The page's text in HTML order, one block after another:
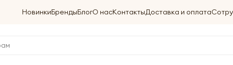
НовинкиБрендыБлогО насКонтактыДоставка и оплата